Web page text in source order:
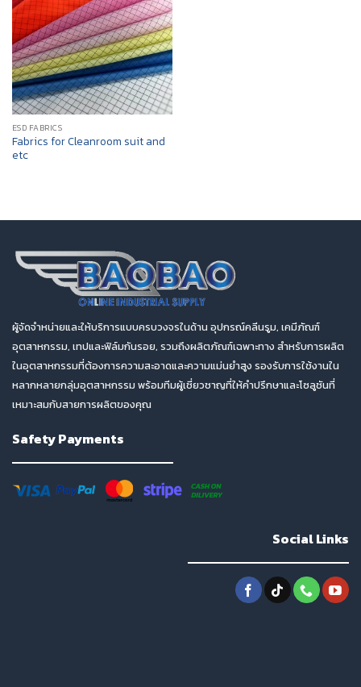
ESD FABRICS
Fabrics for Cleanroom suit and
etc
ผู้จัดจำหน่ายและให้บริการแบบครบวงจรในด้าน อุปกรณ์คลีนรูม, เคมีภัณฑ์
อุตสาหกรรม, เทปและฟิล์มกันรอย, รวมถึงผลิตภัณฑ์เฉพาะทาง สำหรับการผลิต
ในอุตสาหกรรมที่ต้องการความสะอาดและความแม่นยำสูง รองรับการใช้งานใน
หลากหลายกลุ่มอุตสาหกรรม พร้อมทีมผู้เชี่ยวชาญที่ให้คำปรึกษาและโซลูชันที่
เหมาะสมกับสายการผลิตของคุณ
Safety Payments
Social Links